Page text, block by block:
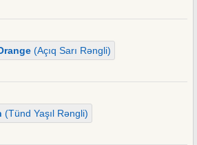
(Açıq Sarı Rəngli)
(Tünd Yaşıl Rəngli)